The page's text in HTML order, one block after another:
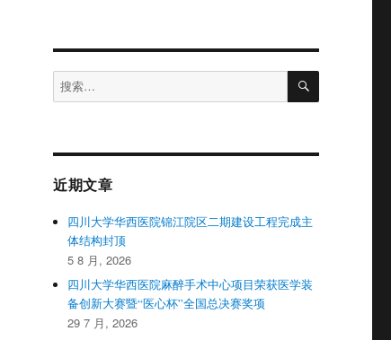
搜
索：
搜
近期文章
四川大学华西医院锦江院区二期建设工程完成主
体结构封顶
5 8 月, 2026
四川大学华西医院麻醉手术中心项目荣获医学装
备创新大赛暨“医心杯”全国总决赛奖项
29 7 月, 2026